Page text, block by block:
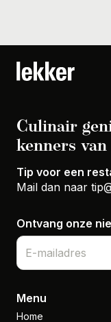
Culinair
kenners
Tip voor een
Mail dan naar
Ontvang onze
Menu
Home